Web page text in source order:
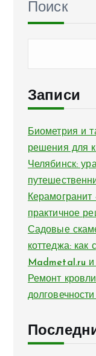
Поиск
Записи
Биометрия и
решения для
Челябинск:
практичное
Садовые
коттеджа: как
Madmetal.ru
Ремонт